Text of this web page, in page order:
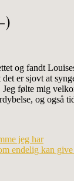
)
og fandt
er sjovt at
følte mig
og
jeg har
endelig kan